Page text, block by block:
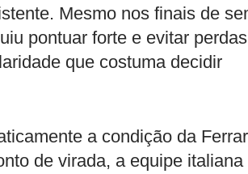
Mesmo nos finais de
pontuar forte e evitar perdas
que costuma decidir
a condição da
de virada, a equipe